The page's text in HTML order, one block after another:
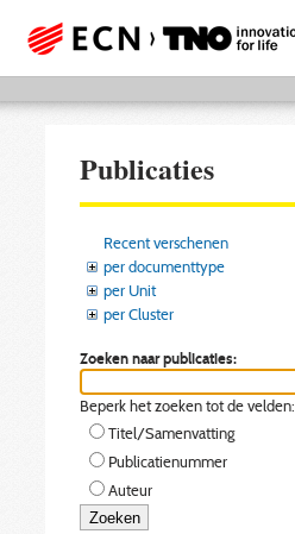
Publicaties
Recent verschenen
per documenttype
per Unit
per Cluster
Zoeken naar publicaties:
Beperk het zoeken tot de velden:
Titel/Samenvatting
Publicatienummer
Auteur